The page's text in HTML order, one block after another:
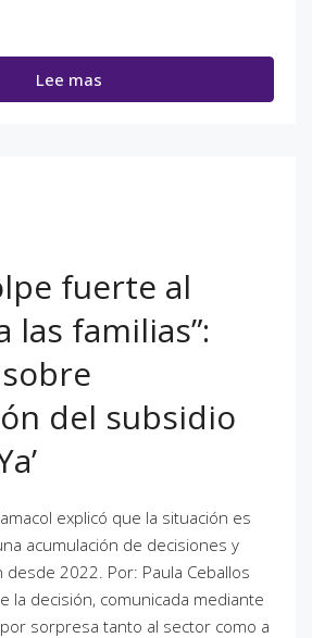
Lee mas
fuerte al
las familias”:
del subsidio
explicó que la situación es
acumulación de decisiones y
2022. Por: Paula Ceballos
la decisión, comunicada mediante
sorpresa tanto al sector como a